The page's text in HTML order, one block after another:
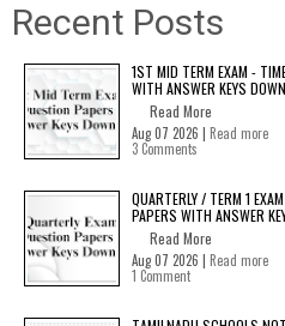
Recent Posts
1ST MID TERM EXAM -
WITH ANSWER KEYS
Read More
Aug 07 2026 | Read more
3 Comments
QUARTERLY / TERM 1
PAPERS WITH ANSWER
Read More
Aug 07 2026 | Read more
1 Comment